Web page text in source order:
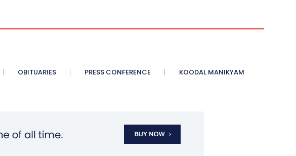
OBITUARIES PRESS CONFERENCE KOODAL MANIKYAM